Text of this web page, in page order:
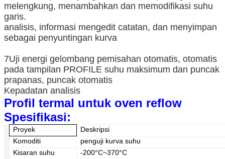
melengkung, menambahkan dan memodifikasi suhu
garis.
analisis, informasi mengedit catatan, dan menyimpan
sebagai penyuntingan kurva
7Uji energi gelombang pemisahan otomatis, otomatis
pada tampilan PROFILE suhu maksimum dan puncak
prapanas, puncak otomatis
Kepadatan analisis
Profil termal untuk oven reflow
Spesifikasi:
Proyek
Deskripsi
Komoditi
penguji kurva suhu
Kisaran suhu
-200°C~370°C